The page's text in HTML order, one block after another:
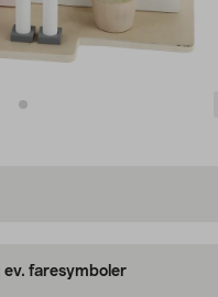
ev. faresymboler